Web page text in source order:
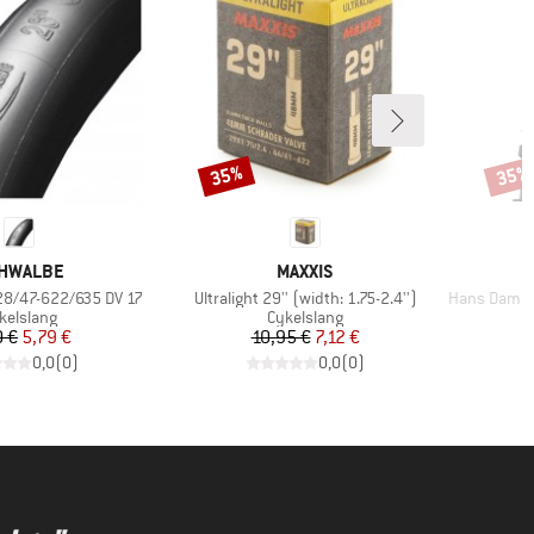
47-622/635 DV 17
Pris
€Reducerat pris
5,79 €
0,0(0)
VARUMÄRKE
MAXXIS
Produkter
Ultralight 29'' (width: 1.75-2.4'')
Produktgrupp
Cykelslang
Pris
10,95 €Reducerat pris
7,12 €
0,0(0)
Rabatt
35%
Produkter
Hans Dampf
35%